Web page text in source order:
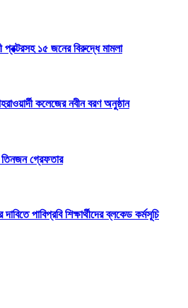
১৫ জনের বিরুদ্ধে মামলা
কলেজের নবীন বরণ অনুষ্ঠান
তিনজন গ্রেফতার
‎পাবিপ্রবি শিক্ষার্থীদের ব্লকেড কর্মসূচি